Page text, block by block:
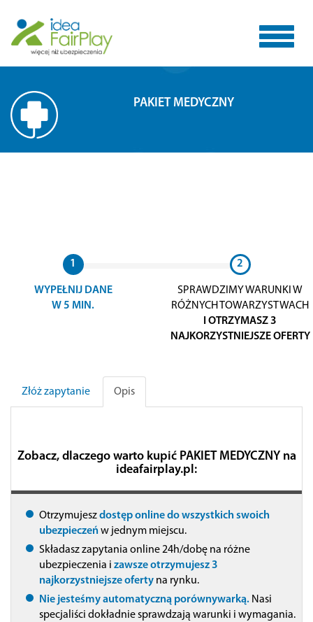
Toggle
PAKIET MEDYCZNY
1
WYPEŁNIJ DANE
W 5 MIN.
2
SPRAWDZIMY WARUNKI W
RÓŻNYCH TOWARZYSTWACH
I OTRZYMASZ 3
NAJKORZYSTNIEJSZE OFERTY
Złóż zapytanie Opis
Zobacz, dlaczego warto kupić PAKIET MEDYCZNY na
ideafairplay.pl:
Otrzymujeszdostęp online do wszystkich swoich
ubezpieczeńw jednym miejscu.
Składasz zapytania online 24h/dobę na różne
ubezpieczenia i zawsze otrzymujesz 3
najkorzystniejsze oferty na rynku.
Nie jesteśmy automatyczną porównywarką. Nasi
specjaliści dokładnie sprawdzają warunki i wymagania.